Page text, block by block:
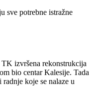
sve potrebne istražne
izvršena rekonstrukcija
bio centar Kalesije. Tada
koje se nalaze u